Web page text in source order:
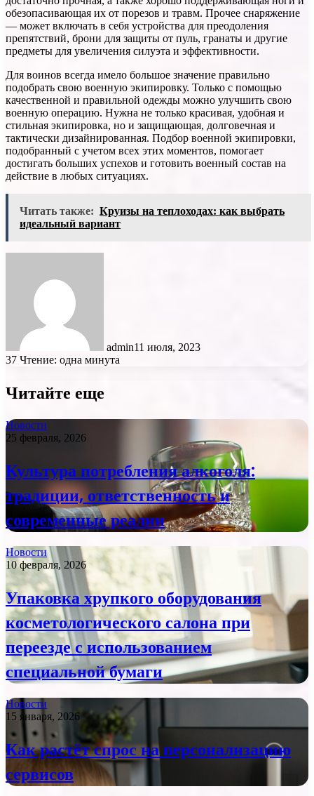
обезопасивающая их от порезов и травм. Прочее снаряжение
— может включать в себя устройства для преодоления
препятствий, брони для защиты от пуль, гранаты и другие
предметы для увеличения силуэта и эффективности.
Для воинов всегда имело большое значение правильно
подобрать свою военную экипировку. Только с помощью
качественной и правильной одежды можно улучшить свою
военную операцию. Нужна не только красивая, удобная и
стильная экипировка, но и защищающая, долговечная и
тактически дизайнированная. Подбор военной экипировки,
подобранный с учетом всех этих моментов, помогает
достигать больших успехов и готовить военный состав на
действие в любых ситуациях.
Читать также: Круизы на теплоходах: как выбрать
идеальный вариант
admin11 июля, 2023
37 Чтение: одна минута
Читайте еще
Новости
25 февраля, 2026
Культура потребления алкоголя:
традиции, ответственность и
современные реалии
Новости
10 февраля, 2026
Упаковка хрупкого оборудования
косметологического салона при
переезде с использованием
специальной бумаги
Новости
15 января, 2026
Как растёт спрос на персонализацию
сервисов